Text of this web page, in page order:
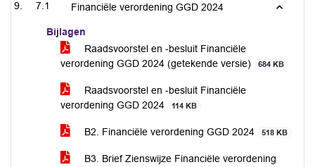
7.1 Financiële verordening GGD 2024
Bijlagen
Raadsvoorstel en -besluit Financiële
verordening GGD 2024 (getekende versie)
684 KB
Raadsvoorstel en -besluit Financiële
verordening GGD 2024
114 KB
B2. Financiële verordening GGD 2024 518 KB
B3. Brief Zienswijze Financiële verordening